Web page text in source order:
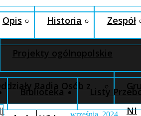
Opis Historia Zespół
Projekty ogólnopolskie
Radia Osób z
NI
Biblioteka Listy
września, 2024